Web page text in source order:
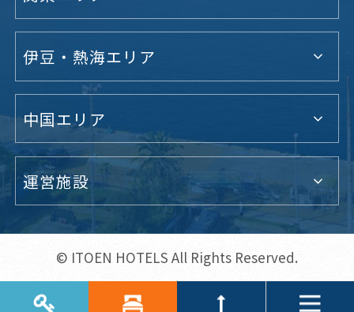
伊豆・熱海エリア
中国エリア
運営施設
© ITOEN HOTELS All Rights Reserved.